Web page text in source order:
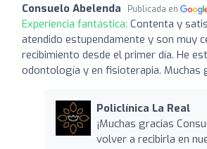
Consuelo Abelenda Publicada en
Experiencia fantástica: Contenta y
atendido estupendamente y son muy
recibimiento desde el primer día. He
odontología y en fisioterapia. Muchas
Policlínica La Real
¡Muchas gracias
volver a recibirla en